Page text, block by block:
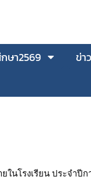
ษา2569
ข่า
ในโรงเรียน ประจำปี